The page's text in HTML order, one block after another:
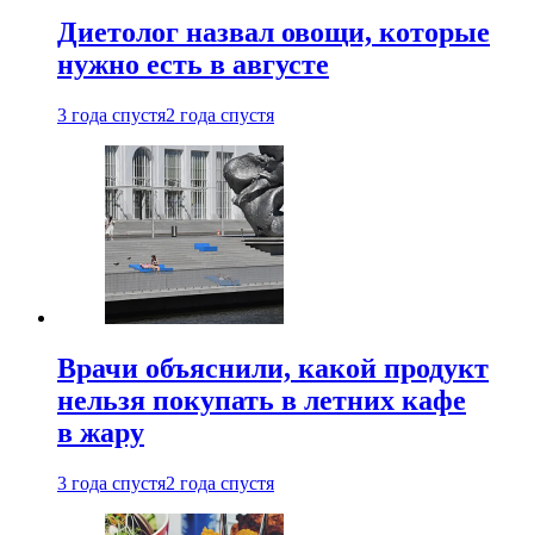
Диетолог назвал овощи, которые
нужно есть в августе
3 года спустя2 года спустя
Врачи объяснили, какой продукт
нельзя покупать в летних кафе
в жару
3 года спустя2 года спустя